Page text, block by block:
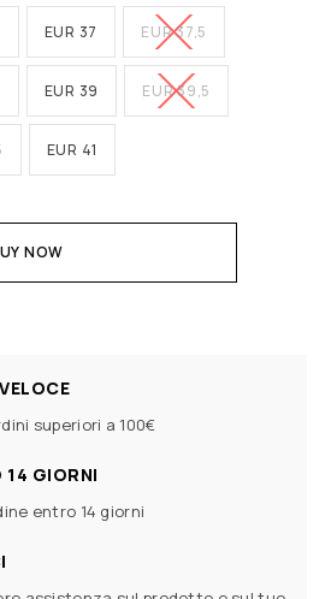
EUR 37 EUR 37,5
EUR 39 EUR 39,5
EUR 41
NOW
superiori a 100€
14 GIORNI
entro 14 giorni